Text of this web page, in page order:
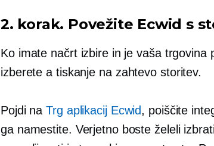
2. korak. Povežite Ecwid s
Ko imate načrt izbire in je vaša trgovina
izberete a tiskanje na zahtevo storitev.
Pojdi na Trg aplikacij Ecwid, poiščite
ga namestite. Verjetno boste želeli